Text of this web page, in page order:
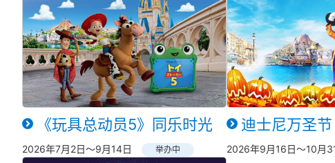
《玩具总动员5》同乐时光
2026年7月2日～9月14日 举办中
迪士尼万圣节
2026年9月16日～10月